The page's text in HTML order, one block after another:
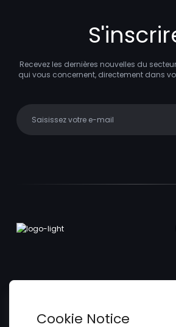
Recevez les dernières nouvelles du
qui vous concernent, directement dans
Soumettez votre CV
Cookie Notice